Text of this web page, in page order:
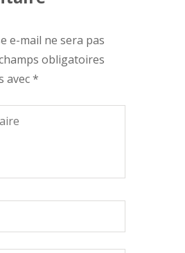
e-mail ne sera pas
obligatoires
avec*